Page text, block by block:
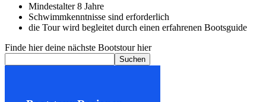
Mindestalter 8 Jahre
Schwimmkenntnisse sind erforderlich
die Tour wird begleitet durch einen erfahrenen Bootsguide
Finde hier deine nächste Bootstour hier
Suchen